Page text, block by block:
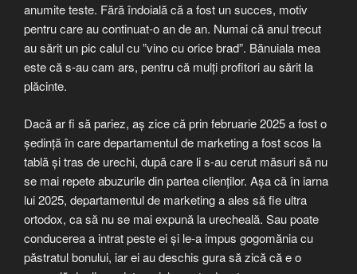
anumite teste. Fără îndoială că a fost un succes, motiv
pentru care au continuat-o an de an. Numai că anul trecut
au sărit un pic calul cu ”vino cu orice brad”. Bănuiala mea
este că s-au cam ars, pentru că mulți profitori au sărit la
plăcinte.
Dacă ar fi să pariez, aș zice că prin februarie 2025 a fost o
ședință în care departamentul de marketing a fost scos la
tablă și tras de urechi, după care li s-au cerut măsuri să nu
se mai repete abuzurile din partea clienților. Așa că în iarna
lui 2025, departamentul de marketing a ales să fie ultra
ortodox, ca să nu se mai expună la urecheală. Sau poate
conducerea a intrat peste ei și le-a impus gogomănia cu
păstratul bonului, iar ei au deschis gura să zică că e o